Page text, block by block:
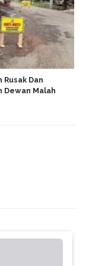
Dan
Dewan Malah